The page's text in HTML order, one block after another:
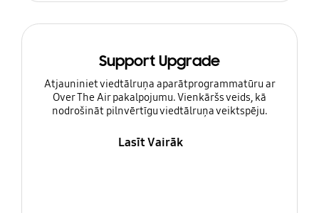
Support Upgrade
Atjauniniet viedtālruņa aparātprogrammatūru ar
Over The Air pakalpojumu. Vienkāršs veids, kā
nodrošināt pilnvērtīgu viedtālruņa veiktspēju.
Lasīt Vairāk